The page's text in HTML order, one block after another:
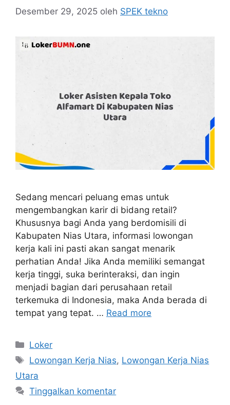
Desember 29, 2025 oleh SPEK tekno
Sedang mencari peluang emas untuk
mengembangkan karir di bidang retail?
Khususnya bagi Anda yang berdomisili di
Kabupaten Nias Utara, informasi lowongan
kerja kali ini pasti akan sangat menarik
perhatian Anda! Jika Anda memiliki semangat
kerja tinggi, suka berinteraksi, dan ingin
menjadi bagian dari perusahaan retail
terkemuka di Indonesia, maka Anda berada di
tempat yang tepat. … Read more
Kategori
Loker
Tag
Lowongan Kerja Nias, Lowongan Kerja Nias
Utara
Tinggalkan komentar